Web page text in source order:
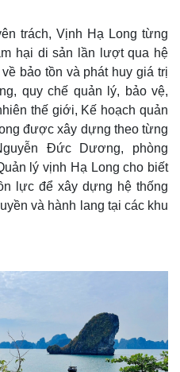
Multimedia
Video
Ảnh
E-Magazine
Infographic
trách, Vịnh Hạ Long từng
hại di sản lần lượt qua hệ
bảo tồn và phát huy giá trị
quy chế quản lý, bảo vệ,
thế giới, Kế hoạch quản
được xây dựng theo từng
Đức Dương, phòng
lý vịnh Hạ Long cho biết
lực để xây dựng hệ thống
và hành lang tại các khu